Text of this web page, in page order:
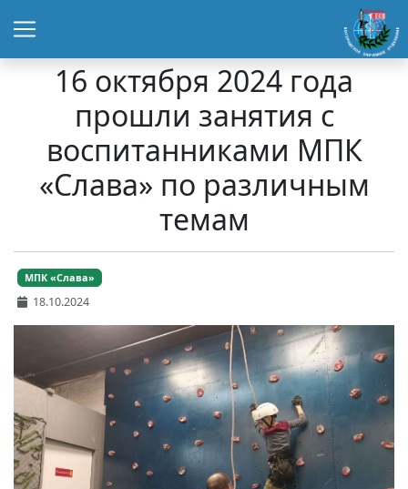
16 октября 2024 года
прошли занятия с
воспитанниками МПК
«Слава» по различным
темам
МПК «Слава»
18.10.2024